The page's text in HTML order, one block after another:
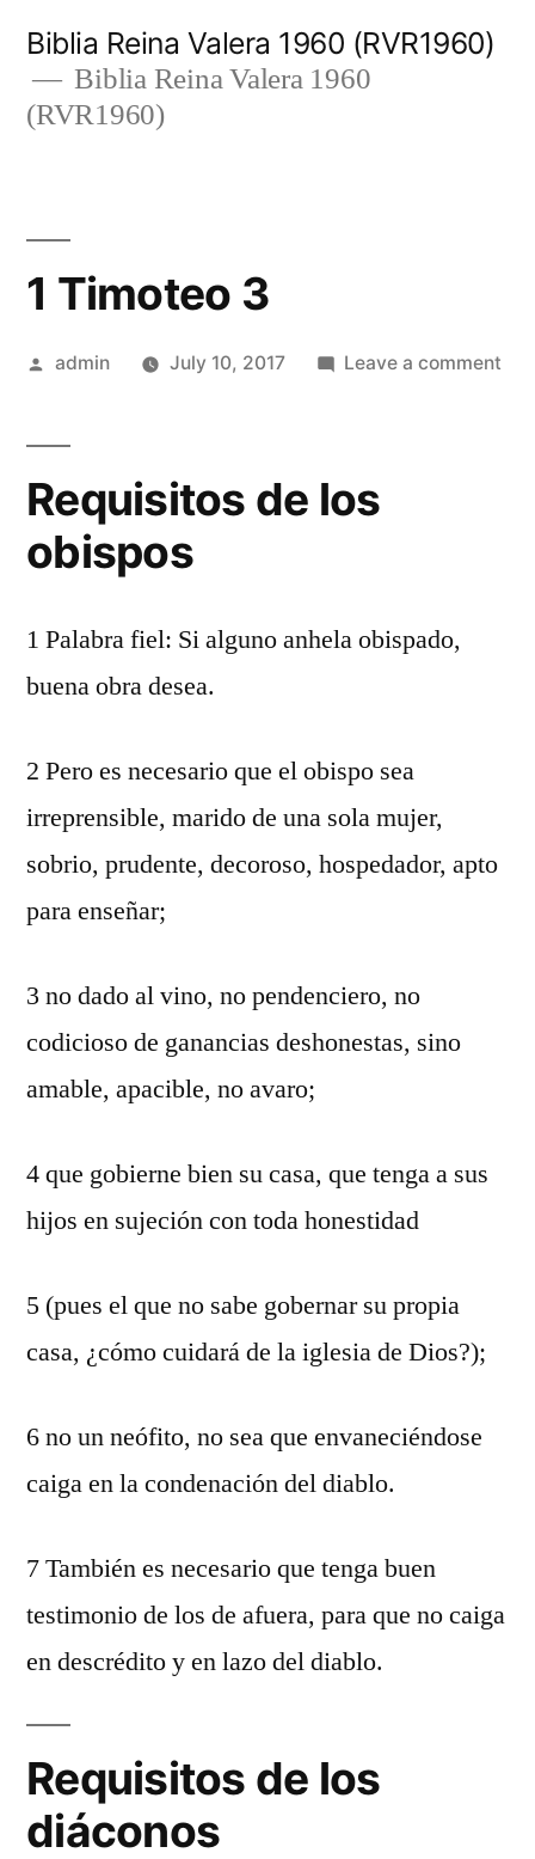
content
Biblia Reina Valera 1960 (RVR1960)
Biblia Reina Valera 1960
(RVR1960)
1 Timoteo 3
Posted
admin July 10, 2017 Leave a comment
Requisitos de los
obispos
1 Palabra fiel: Si alguno anhela obispado,
buena obra desea.
2 Pero es necesario que el obispo sea
irreprensible, marido de una sola mujer,
sobrio, prudente, decoroso, hospedador, apto
para enseñar;
3 no dado al vino, no pendenciero, no
codicioso de ganancias deshonestas, sino
amable, apacible, no avaro;
4 que gobierne bien su casa, que tenga a sus
hijos en sujeción con toda honestidad
5 (pues el que no sabe gobernar su propia
casa, ¿cómo cuidará de la iglesia de Dios?);
6 no un neófito, no sea que envaneciéndose
caiga en la condenación del diablo.
7 También es necesario que tenga buen
testimonio de los de afuera, para que no caiga
en descrédito y en lazo del diablo.
Requisitos de los
diáconos